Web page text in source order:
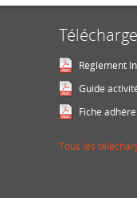
Règlement
Guide
Fiche
Tous les